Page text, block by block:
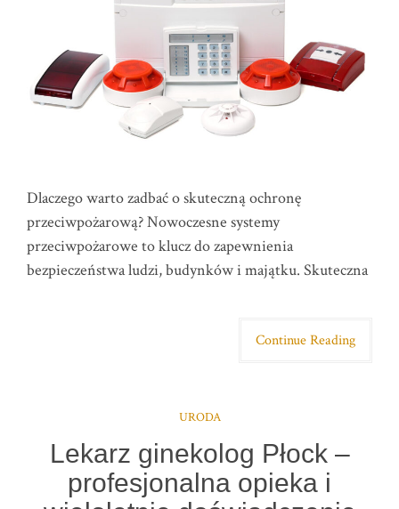
Dlaczego warto zadbać o skuteczną ochronę
przeciwpożarową? Nowoczesne systemy
przeciwpożarowe to klucz do zapewnienia
bezpieczeństwa ludzi, budynków i majątku. Skuteczna
Continue Reading
URODA
Lekarz ginekolog Płock –
profesjonalna opieka i